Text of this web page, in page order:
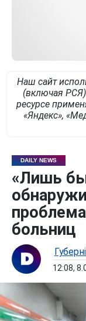
Наш сайт
(включая
ресурсе
«Яндекс»,
DAILY NEWS
«Лишь
больниц
12:08,